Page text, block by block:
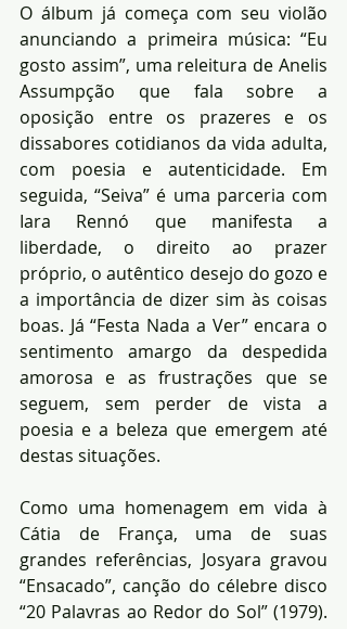
O álbum já começa com seu violão
anunciando a primeira música: “Eu
gosto assim”, uma releitura de Anelis
Assumpção que fala sobre a
oposição entre os prazeres e os
dissabores cotidianos da vida adulta,
com poesia e autenticidade. Em
seguida, “Seiva” é uma parceria com
Iara Rennó que manifesta a
liberdade, o direito ao prazer
próprio, o autêntico desejo do gozo e
a importância de dizer sim às coisas
boas. Já “Festa Nada a Ver” encara o
sentimento amargo da despedida
amorosa e as frustrações que se
seguem, sem perder de vista a
poesia e a beleza que emergem até
destas situações.
Como uma homenagem em vida à
Cátia de França, uma de suas
grandes referências, Josyara gravou
“Ensacado”, canção do célebre disco
“20 Palavras ao Redor do Sol” (1979).